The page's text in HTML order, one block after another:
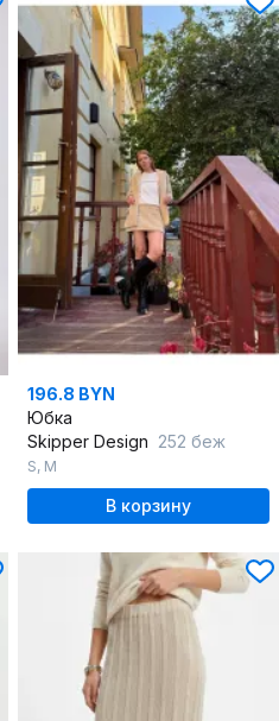
196.8 BYN
Юбка
Skipper Design 252 беж
S, M
В корзину